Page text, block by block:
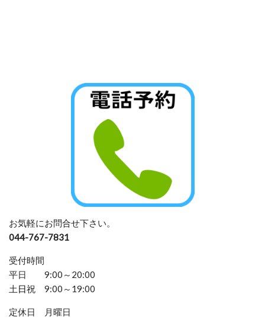
お気軽にお問合せ下さい。
044-767-7831
受付時間
平日 9:00～20:00
土 日祝 9:00～19:00
定休日 月曜日